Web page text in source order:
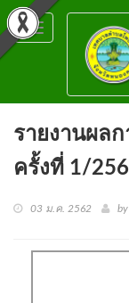
Toggle
navigation
รายงานผล
ครั้งที่ 1/
03 ม.ค. 2562